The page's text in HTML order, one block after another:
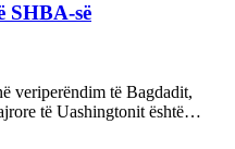
SHBA-së
veriperëndim të Bagdadit,
të Uashingtonit është…